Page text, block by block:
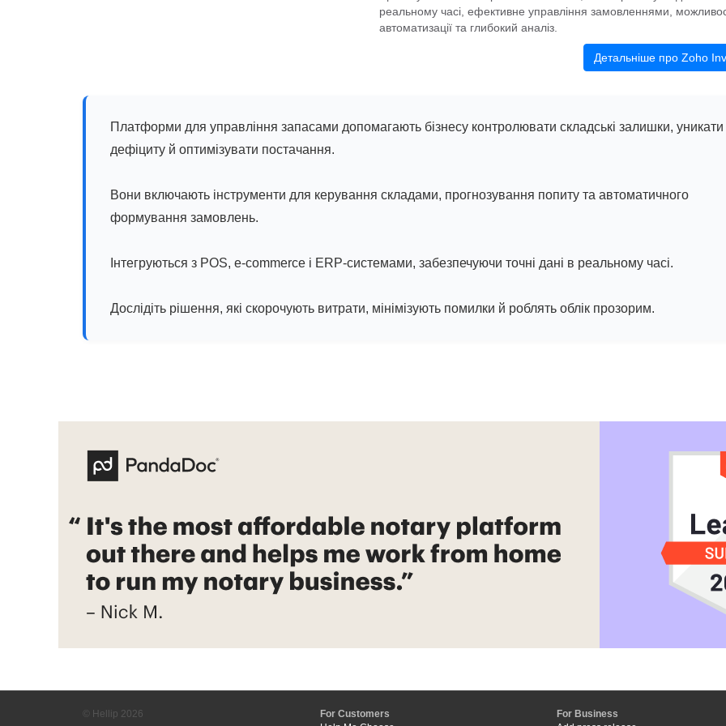
реальному часі, ефективне управління замовленнями,
автоматизації та глибокий аналіз.
Детальніше про Zoho
Платформи для управління запасами допомагають бізнесу контролювати складські залишки, уникати
дефіциту й оптимізувати постачання.
Вони включають інструменти для керування складами, прогнозування попиту та автоматичного
формування замовлень.
Інтегруються з POS, e-commerce і ERP-системами, забезпечуючи точні дані в реальному часі.
Дослідіть рішення, які скорочують витрати, мінімізують помилки й роблять облік прозорим.
© Hellip 2026
For Customers
For Business